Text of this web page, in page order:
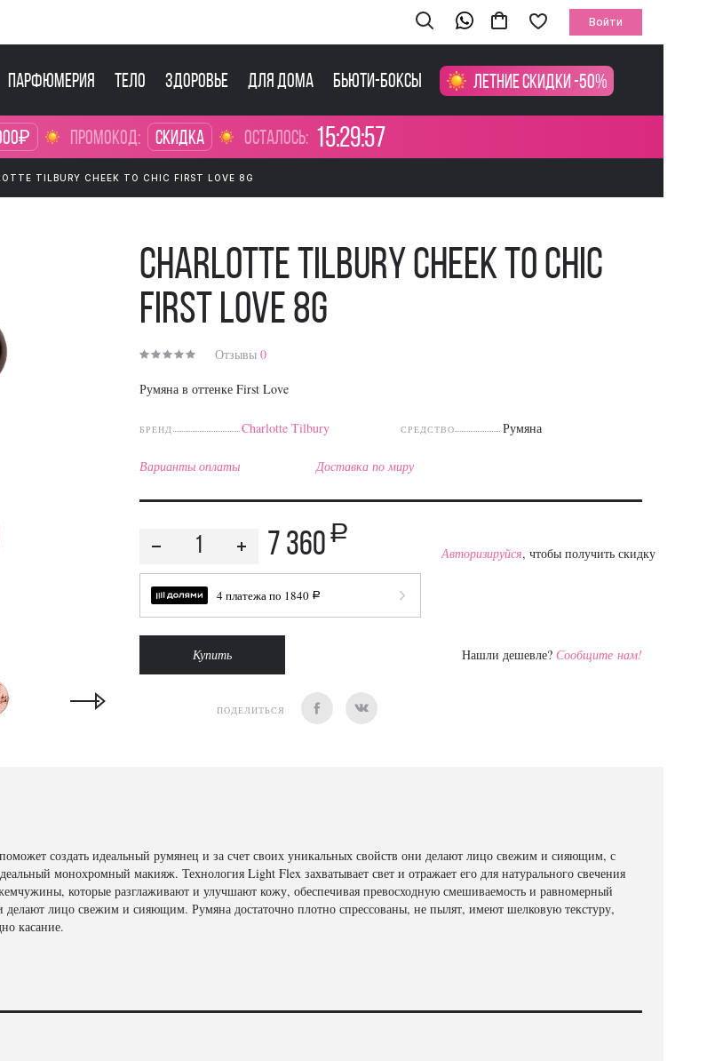
Войти
Парфюмерия Тело Здоровье Для дома Бьюти-боксы Летние скидки -50%
промокод: Скидка осталось: 15:29:57
TILBURY CHEEK TO CHIC FIRST LOVE 8G
Charlotte Tilbury Cheek To Chic
First Love 8g
Отзывы0
Румяна в оттенке First Love
БРЕНД Charlotte Tilbury СРЕДСТВО Румяна
Варианты оплаты Доставка по миру
7 360 a
Авторизируйся, чтобы получить скидку
4 платежа по 1840 a
Купить Нашли дешевле? Сообщите нам!
ПОДЕЛИТЬСЯ
создать идеальный румянец и за счет своих уникальных свойств они делают лицо свежим и сияющим, с
монохромный макияж. Технология Light Flex захватывает свет и отражает его для натурального свечения
которые разглаживают и улучшают кожу, обеспечивая превосходную смешиваемость и равномерный
делают лицо свежим и сияющим. Румяна достаточно плотно спрессованы, не пылят, имеют шелковую текстуру,
касание.